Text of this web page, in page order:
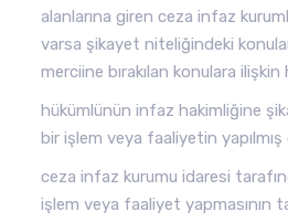
alanlarına giren ceza infaz
varsa şikayet niteliğindeki
merciine bırakılan konulara ilişkin
hükümlünün infaz hakimliğine
bir işlem veya faaliyetin yapılmış
ceza infaz kurumu idaresi
işlem veya faaliyet yapmasının